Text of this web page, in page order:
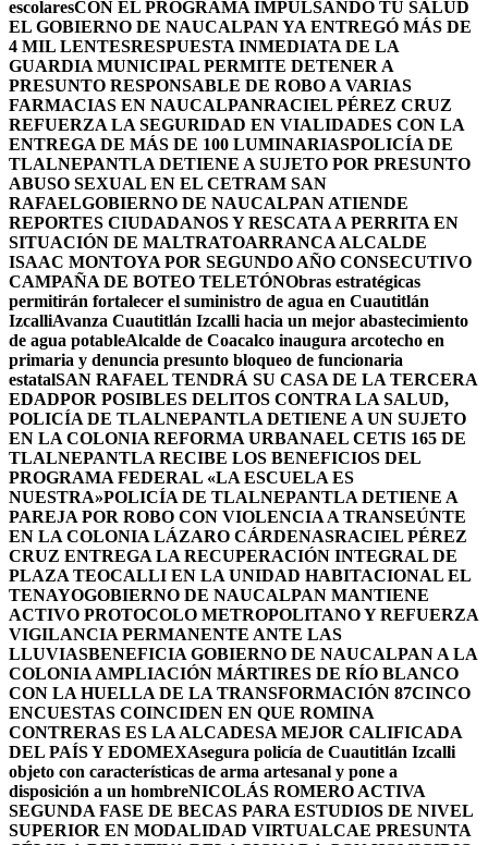
escolaresCON EL PROGRAMA IMPULSANDO TU SALUD
EL GOBIERNO DE NAUCALPAN YA ENTREGÓ MÁS DE
4 MIL LENTESRESPUESTA INMEDIATA DE LA
GUARDIA MUNICIPAL PERMITE DETENER A
PRESUNTO RESPONSABLE DE ROBO A VARIAS
FARMACIAS EN NAUCALPANRACIEL PÉREZ CRUZ
REFUERZA LA SEGURIDAD EN VIALIDADES CON LA
ENTREGA DE MÁS DE 100 LUMINARIASPOLICÍA DE
TLALNEPANTLA DETIENE A SUJETO POR PRESUNTO
ABUSO SEXUAL EN EL CETRAM SAN
RAFAELGOBIERNO DE NAUCALPAN ATIENDE
REPORTES CIUDADANOS Y RESCATA A PERRITA EN
SITUACIÓN DE MALTRATOARRANCA ALCALDE
ISAAC MONTOYA POR SEGUNDO AÑO CONSECUTIVO
CAMPAÑA DE BOTEO TELETÓNObras estratégicas
permitirán fortalecer el suministro de agua en Cuautitlán
IzcalliAvanza Cuautitlán Izcalli hacia un mejor abastecimiento
de agua potableAlcalde de Coacalco inaugura arcotecho en
primaria y denuncia presunto bloqueo de funcionaria
estatalSAN RAFAEL TENDRÁ SU CASA DE LA TERCERA
EDADPOR POSIBLES DELITOS CONTRA LA SALUD,
POLICÍA DE TLALNEPANTLA DETIENE A UN SUJETO
EN LA COLONIA REFORMA URBANAEL CETIS 165 DE
TLALNEPANTLA RECIBE LOS BENEFICIOS DEL
PROGRAMA FEDERAL «LA ESCUELA ES
NUESTRA»POLICÍA DE TLALNEPANTLA DETIENE A
PAREJA POR ROBO CON VIOLENCIA A TRANSEÚNTE
EN LA COLONIA LÁZARO CÁRDENASRACIEL PÉREZ
CRUZ ENTREGA LA RECUPERACIÓN INTEGRAL DE
PLAZA TEOCALLI EN LA UNIDAD HABITACIONAL EL
TENAYOGOBIERNO DE NAUCALPAN MANTIENE
ACTIVO PROTOCOLO METROPOLITANO Y REFUERZA
VIGILANCIA PERMANENTE ANTE LAS
LLUVIASBENEFICIA GOBIERNO DE NAUCALPAN A LA
COLONIA AMPLIACIÓN MÁRTIRES DE RÍO BLANCO
CON LA HUELLA DE LA TRANSFORMACIÓN 87CINCO
ENCUESTAS COINCIDEN EN QUE ROMINA
CONTRERAS ES LA ALCADESA MEJOR CALIFICADA
DEL PAÍS Y EDOMEXAsegura policía de Cuautitlán Izcalli
objeto con características de arma artesanal y pone a
disposición a un hombreNICOLÁS ROMERO ACTIVA
SEGUNDA FASE DE BECAS PARA ESTUDIOS DE NIVEL
SUPERIOR EN MODALIDAD VIRTUALCAE PRESUNTA